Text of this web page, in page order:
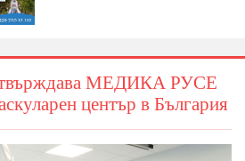
МЕДИКА РУСЕ
център в България